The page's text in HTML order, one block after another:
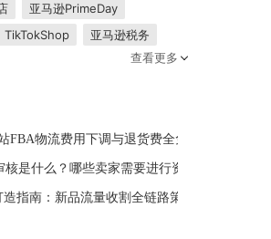
亚马逊PrimeDay
TikTokShop
亚马逊税务
东南亚市场
马逊春季大促
Deal平台
季 亚马逊BD
站外引流
站外促销
查看更多
FBA物流费用下调与退货费全免解读
是什么？哪些卖家需要进行资质审核？
指南：新品流量收割全链路策略